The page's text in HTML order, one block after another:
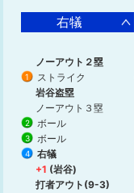
右犠
ノーアウト２塁
1 ストライク
岩谷盗塁
ノーアウト３塁
2 ボール
3 ボール
4
右犠
+1 (岩谷)
打者アウト(9-3)